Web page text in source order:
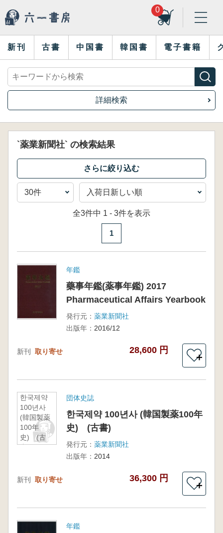
0
新刊 古書 中国書 韓国書 電子書籍
詳細検索
`薬業新聞社` の検索結果
全3件中 1 - 3件を表示
1
年鑑
藥事年鑑(薬事年鑑) 2017
Pharmaceutical Affairs Yearbook
発行元： 薬業新聞社
出版年： 2016/12
新刊 取り寄せ 28,600 円
＋
한국제약
100년사
(韓国製薬
100年
史) (古
書)
団体史誌
한국제약 100년사 (韓国製薬100年
史) (古書)
発行元： 薬業新聞社
出版年： 2014
新刊 取り寄せ 36,300 円
＋
年鑑